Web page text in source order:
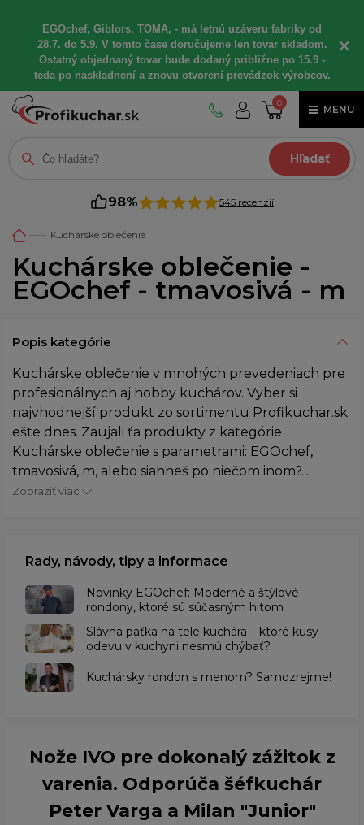
EGOchef, Giblors, TOMA, - má letnú uzáveru fabriky od
28.7. do 5.9. V tomto čase doručujeme len tovar skladom.
Ostatný objednaný tovar bude dodaný približne po 15.9 -
teda po naskladnení a znovu otvorení prevádzok výrobcov.
×
0
MENU
Hľadať
98% 545 recenzií
Kuchárske oblečenie
Kuchárske oblečenie -
EGOchef - tmavosivá - m
Popis kategórie
Kuchárske oblečenie v mnohých prevedeniach pre
profesionálnych aj hobby kuchárov. Vyber si
najvhodnejší produkt zo sortimentu Profikuchar.sk
ešte dnes. Zaujali ťa produkty z kategórie
Kuchárske oblečenie s parametrami: EGOchef,
tmavosivá, m, alebo siahneš po niečom inom?...
Zobraziť viac
Rady, návody, tipy a informace
Novinky EGOchef: Moderné a štýlové
rondony, ktoré sú súčasným hitom
Slávna päťka na tele kuchára – ktoré kusy
odevu v kuchyni nesmú chýbať?
Kuchársky rondon s menom? Samozrejme!
Nože IVO pre dokonalý zážitok z
varenia. Odporúča šéfkuchár
Peter Varga a Milan "Junior"